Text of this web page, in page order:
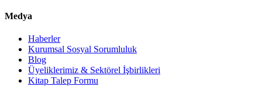
Medya
Haberler
Kurumsal Sosyal Sorumluluk
Blog
Üyeliklerimiz & Sektörel İşbirlikleri
Kitap Talep Formu